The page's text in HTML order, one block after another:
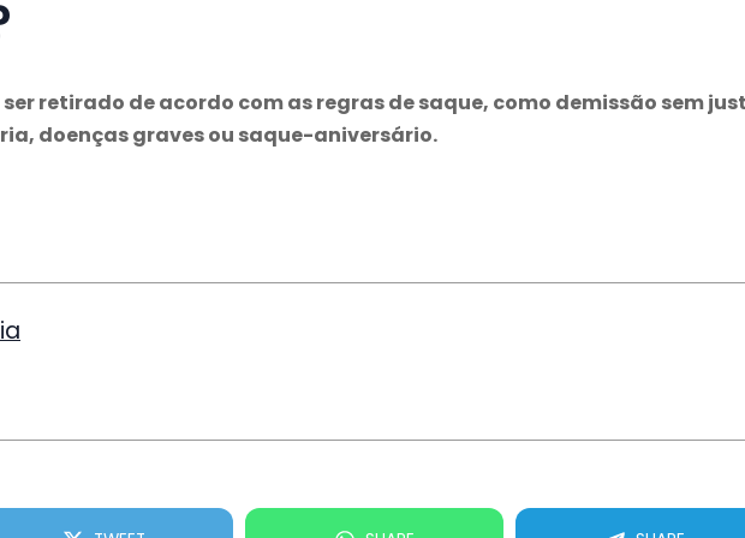
retirado de acordo com as regras de saque, como demissão sem
doenças graves ou saque-aniversário.